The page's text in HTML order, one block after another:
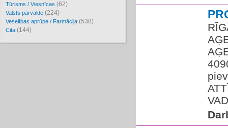
Tūrisms / Viesnīcas (62)
Valsts pārvalde (224)
Veselības aprūpe / Farmācija (538)
Cita (144)